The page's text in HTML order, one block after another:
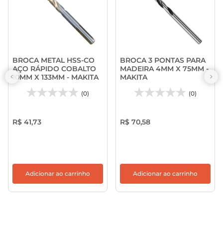
BROCA METAL HSS-CO
AÇO RÁPIDO COBALTO
10MM X 133MM - MAKITA
(0)
R$ 41,73
Adicionar ao carrinho
BROCA 3 PONTAS PARA
MADEIRA 4MM X 75MM -
MAKITA
(0)
R$ 70,58
Adicionar ao carrinho